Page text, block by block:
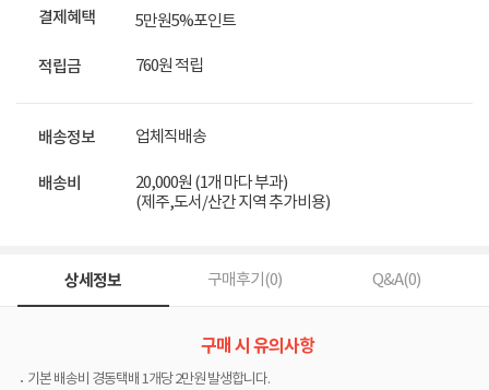
결제혜택 5만원5%포인트
적립금 760원 적립
배송정보 업체직배송
배송비
20,000원 (1개 마다 부과)
(제주,도서/산간 지역 추가비용)
상세정보 구매후기(0) Q&A(0)
구매 시 유의사항
기본 배송비 경동택배 1개당 2만원 발생합니다.